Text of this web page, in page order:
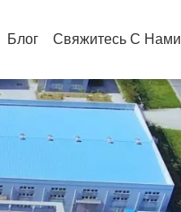
Блог Свяжитесь С Нами